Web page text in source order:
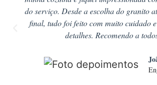
do serviço. Desde a escolha do granito
final, tudo foi feito com muito cuidado
detalhes. Recomendo a